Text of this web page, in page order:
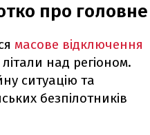
про головне
масове відключення
над регіоном.
ситуацію та
безпілотників